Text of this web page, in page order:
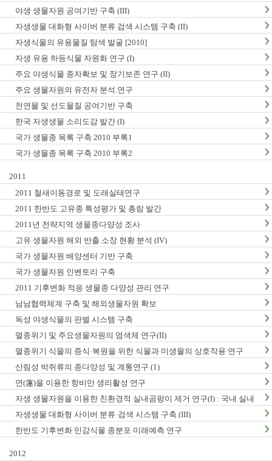
야생 생물자원 공여기반 구축 (III)
자생생물 대화형 사이버 분류 검색 시스템 구축 (II)
자생식물의 유용물질 탐색 발굴 [2010]
자생 유용 하등식물 자원화 연구 (I)
주요 야생식물 종자확보 및 장기보존 연구 (II)
주요 생물자원의 유전자 분석.연구
천연물 및 선도물질 공여기반 구축
한국 자생생물 소리도감 발간 (I)
국가 생물종 목록 구축 2010 부록1
국가 생물종 목록 구축 2010 부록2
2011
2011 철새이동경로 및 도래실태연구
2011 한반도 고유종 특성평가 및 총람 발간
2011년 전략지역 생물종다양성 조사
고유 생물자원 해외 반출.소장 현황 분석 (IV)
국가 생물자원 배양센터 기반 구축
국가 생물자원 인벤토리 구축
2011 기후변화 적응 생물종 다양성 관리 연구
남남협력체계 구축 및 해외생물자원 확보
독성 야생식물의 판별 시스템 구축
멸종위기 및 주요생물자원의 염색체 연구(II)
멸종위기 식물의 증식·복원을 위한 식물과 미생물의 상호작용 연구
산림성 박쥐류의 종다양성 및 계통연구 (1)
연(蓮)을 이용한 항비만 생리활성 연구
자생 생물자원을 이용한 친환경적 실내곰팡이 제거 연구(I) : 국내 실내
곰팡이 현황 및 검출법 개발
자생생물 대화형 사이버 분류·검색 시스템 구축 (III)
한반도 기후변화 민감식물 종분포 미래예측 연구
2012